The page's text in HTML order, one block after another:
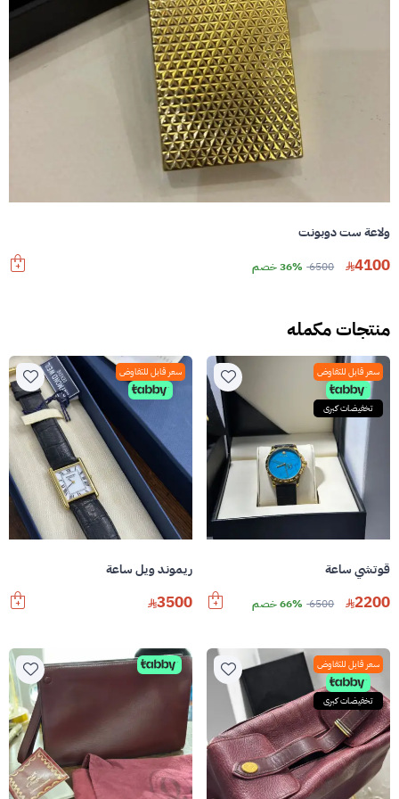
ولاعة ست دوبونت
4100
6500 36% خصم
منتجات مكمله
سعر قابل للتفاوض
تخفيضات كبرى
قوتشي ساعة
2200
6500 66% خصم
سعر قابل للتفاوض
ريموند ويل ساعة
3500
سعر قابل للتفاوض
تخفيضات كبرى